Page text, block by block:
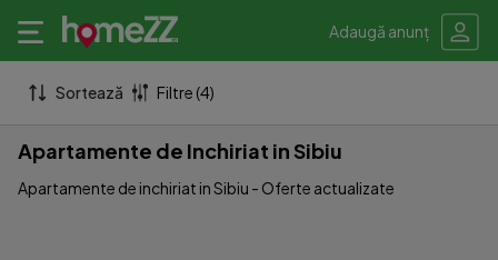
Adaugă anunț
Sortează Filtre (4)
Apartamente de Inchiriat in Sibiu
Apartamente de inchiriat in Sibiu - Oferte actualizate